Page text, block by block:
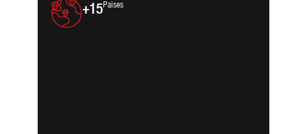
+15Paises